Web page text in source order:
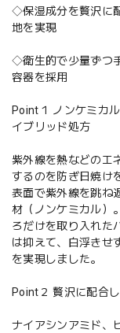
◇保湿成分を贅沢に
地を実現
◇衛生的で少量ずつ
容器を採用
Point１ ノンケミカ
イブリッド処方
紫外線を熱などのエ
するのを防ぎ日焼け
表面で紫外線を跳ね
材（ノンケミカル）
ろだけを取り入れた
は抑えて、白浮きせ
を実現しました。
Point２ 贅沢に配合
ナイアシンアミド、